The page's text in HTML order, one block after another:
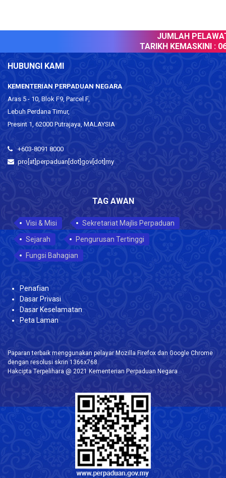
JUMLAH PELAWAT
TARIKH KEMASKINI :06
HUBUNGI KAMI
KEMENTERIAN PERPADUAN NEGARA
Aras 5 - 10, Blok F9, Parcel F,
Lebuh Perdana Timur,
Presint 1, 62000 Putrajaya, MALAYSIA
+603-8091 8000
pro[at]perpaduan[dot]gov[dot]my
TAG AWAN
Visi & Misi
Sekretariat Majlis Perpaduan
Sejarah
Pengurusan Tertinggi
Fungsi Bahagian
Penafian
Dasar Privasi
Dasar Keselamatan
Peta Laman
Paparan terbaik menggunakan pelayar Mozilla Firefox dan Google Chrome
dengan resolusi skrin 1366x768.
Hakcipta Terpelihara @ 2021 Kementerian Perpaduan Negara